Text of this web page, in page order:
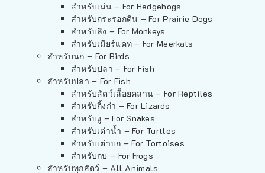
สำหรับเม่น – For Hedgehogs
สำหรับกระรอกดิน – For Prairie Dogs
สำหรับลิง – For Monkeys
สำหรับเมียร์แคท – For Meerkats
สำหรับนก – For Birds
สำหรับปลา – For Fish
สำหรับปลา – For Fish
สำหรับสัตว์เลื้อยคลาน – For Reptiles
สำหรับกิ้งก่า – For Lizards
สำหรับงู – For Snakes
สำหรับเต่าน้ำ – For Turtles
สำหรับเต่าบก – For Tortoises
สำหรับกบ – For Frogs
สำหรับทุกสัตว์ – All Animals